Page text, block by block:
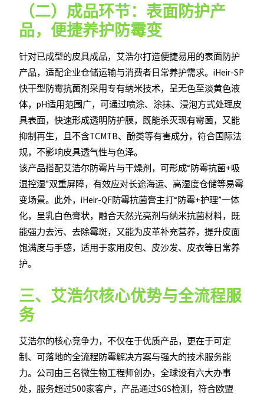
（二）成品环节：表面防护产
品，便捷养护防霉变
针对已成型的皮具成品，艾浩尔打造便捷易用的表面防护
产品，适配企业仓储运输与消费者日常养护需求。iHeir-SP
快干型防霉抗菌剂采用专有纳米技术，呈无色至淡黄色液
体，pH适用范围广，可通过喷涂、涂抹、浸泡方式处理皮
具表面，快速形成透明防护膜，既能杀灭现有霉菌，又能
抑制再生，且不含TCMTB、酚类等有害成分，符合国际法
规，不影响皮具透气性与色泽。
该产品搭配艾浩尔防霉片与干燥剂，可形成“防霉抗菌+吸
湿控湿”双重屏障，有效应对长途海运、高湿度仓储等易霉
变场景。此外，iHeir-QF防霉抗菌膏主打“防霉+护理”一体
化，呈乳白色膏状，融合天然光亮剂与纳米抗菌材料，既
能强力去污、去除霉斑，又能为皮革补充营养，提升皮面
饱满度与手感，适用于家用皮包、皮沙发、皮衣等日常养
护。
三、艾浩尔核心优势与全流程服
务
艾浩尔的核心竞争力，不仅在于优质产品，更在于可定
制、可落地的全流程防霉解决方案与强大的技术服务能
力。公司由三名微生物工程师创办，全球设有六大办事
处，服务超过500家客户，产品通过SGS检测，符合欧盟